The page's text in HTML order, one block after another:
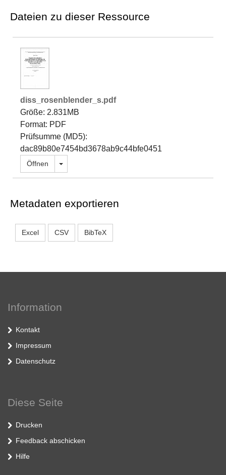
Dateien zu dieser Ressource
diss_rosenblender_s.pdf
Größe: 2.831MB
Format: PDF
Prüfsumme (MD5):
dac89b80e7454bd3678ab9c44bfe0451
Öffnen Dropdown öffnen
Metadaten exportieren
Excel CSV BibTeX
Information
Kontakt
Impressum
Datenschutz
Diese Seite
Drucken
Feedback abschicken
Hilfe